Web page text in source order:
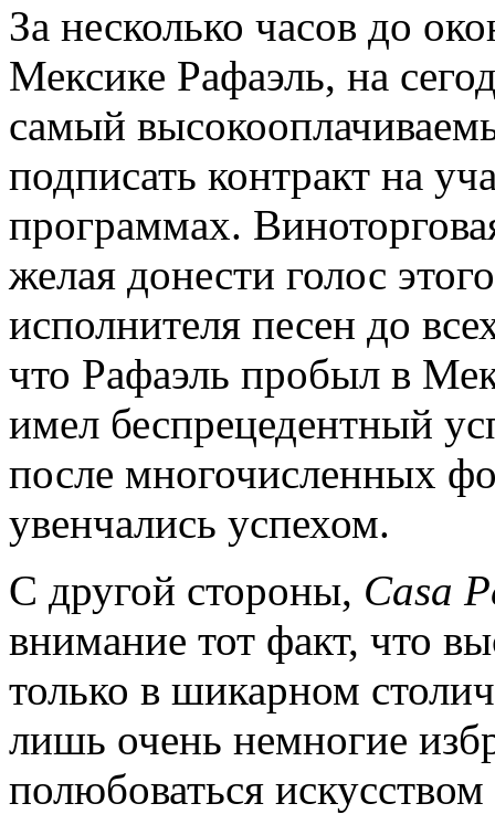
За несколько часов до
Мексике Рафаэль, на
самый
подписать контракт на
программах.
желая донести голос
исполнителя песен до
что Рафаэль пробыл в
имел беспрецедентный
после многочисленных
увенчались успехом.
С другой стороны, Casa
внимание тот факт, что
только в шикарном
лишь очень немногие
полюбоваться